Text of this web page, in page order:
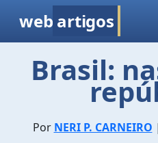
web artigos
Brasil:
Por NERI P. CARNEIRO